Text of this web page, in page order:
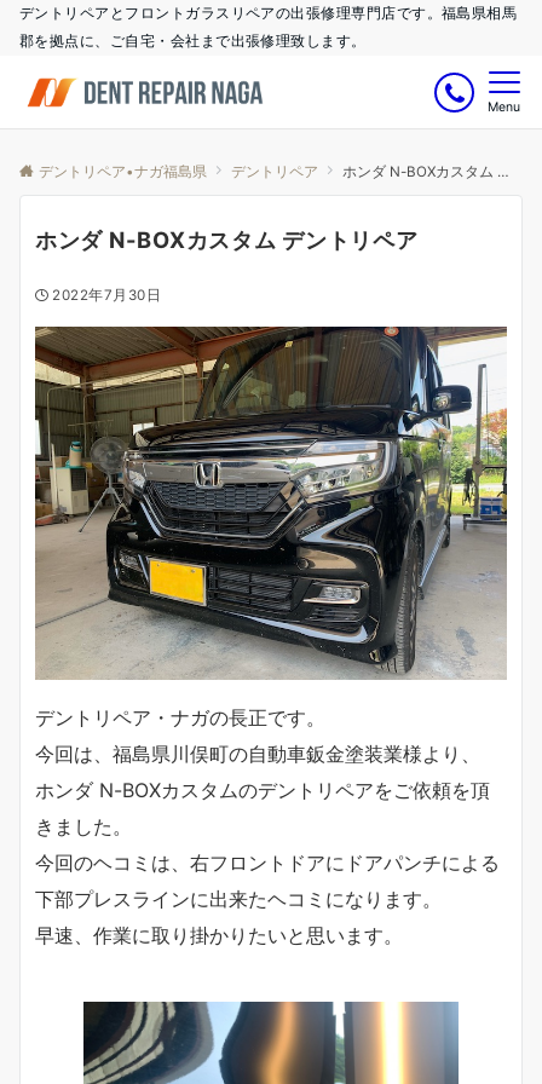
デントリペアとフロントガラスリペアの出張修理専門店です。福島県相馬
郡を拠点に、ご自宅・会社まで出張修理致します。
Menu
デントリペア•ナガ福島県 デントリペア ホンダ N-BOXカスタム デントリペア
ホンダ N-BOXカスタム デントリペア
2022年7月30日
デントリペア・ナガの長正です。
今回は、福島県川俣町の自動車鈑金塗装業様より、
ホンダ N-BOXカスタムのデントリペアをご依頼を頂
きました。
今回のヘコミは、右フロントドアにドアパンチによる
下部プレスラインに出来たヘコミになります。
早速、作業に取り掛かりたいと思います。